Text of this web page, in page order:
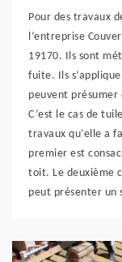
Pour des travaux
l’entreprise
19170. Ils sont
fuite. Ils
peuvent présumer
C’est le cas de
travaux qu’elle a
premier est
toit. Le deuxième
peut présenter un